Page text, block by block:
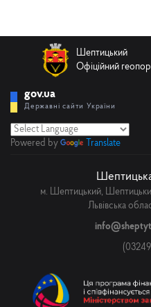
Шептицький
Офіційний
gov.ua
Державні сайти України
Powered by Translate
м. Шептицький,
Львівська